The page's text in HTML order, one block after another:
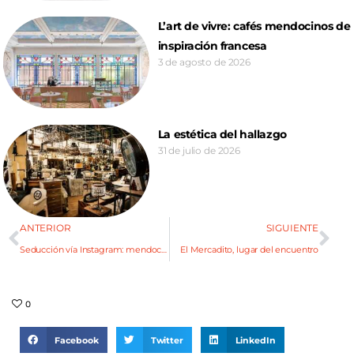
L’art de vivre: cafés mendocinos de
inspiración francesa
3 de agosto de 2026
La estética del hallazgo
31 de julio de 2026
ANTERIOR SIGUIENTE
El Mercadito, lugar del encuentro
0
Facebook Twitter LinkedIn